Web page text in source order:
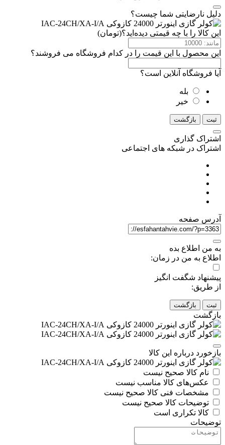
دلیل نارضایتی شما چیست؟
این کالا را با چه قیمتی دیده‌اید؟(تومان)
این محصول با این قیمت را در کدام فروشگاه می فروشند؟
آیا فروشگاه آنلاین است؟
بله
خیر
ثبت بازگشت
اشتراک گذاری
اشتراک در شبکه های اجتماعی
آدرس صفحه
به من اطلاع بده
اطلاع به من در زمان:
پیشنهاد شگفت انگیز
از طریق:
ثبت بازگشت
بازگشت
بازخورد درباره این کالا
نام کالا صحیح نیست
عکس‌های کالا مناسب نیست
مشخصات فنی کالا صحیح نیست
توضیحات کالا صحیح نیست
کالا تکراری است
توضیحات